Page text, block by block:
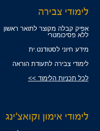
לימודי צבירה
אפיק קבלה מקוצר לתואר ראשון
ללא פסיכומטרי
מידע חיוני לסטודנט.ית
לימודי צבירה לתעודת הוראה
לכל תכניות הלימוד >>
לימודי אימון וקואצ'ינג